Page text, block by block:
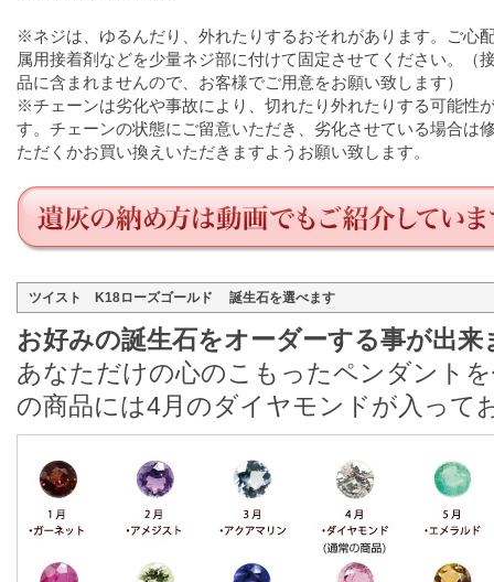
※ネジは、ゆるんだり、外れたりするおそれがあります。ご心
属用接着剤などを少量ネジ部に付けて固定させてください。（
品に含まれませんので、お客様でご用意をお願い致します）
※チェーンは劣化や事故により、切れたり外れたりする可能性
す。チェーンの状態にご留意いただき、劣化させている場合は
ただくかお買い換えいただきますようお願い致します。
ツイスト K18ローズゴールド 誕生石を選べます
お好みの誕生石をオーダーする事が出来
あなただけの心のこもったペンダント
の商品には4月のダイヤモンドが入って